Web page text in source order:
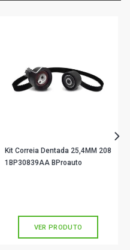
Kit Correia Dentada 25,4MM 208
1BP30839AA BProauto
VER PRODUTO